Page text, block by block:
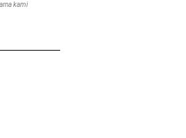
kami